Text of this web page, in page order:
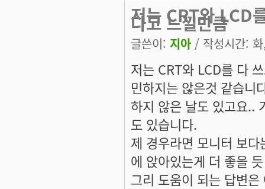
저는 CRT와 LCD
다고 느낄만큼
글쓴이: 지아 / 작성시간:
저는 CRT와 LCD를 다
민하지는 않은것 같습니
하지 않은 날도 있고요..
도 있습니다.
제 경우라면 모니터 보
에 앉아있는게 더 좋을
그리 도움이 되는 답변